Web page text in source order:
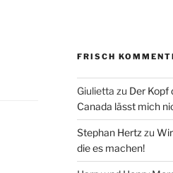
FRISCH
Giulietta zu Der Kopf
Canada lässt mich
Stephan Hertz zu
die es machen!